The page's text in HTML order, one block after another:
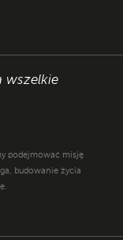
wszelkie
podejmować misję
budowanie życia